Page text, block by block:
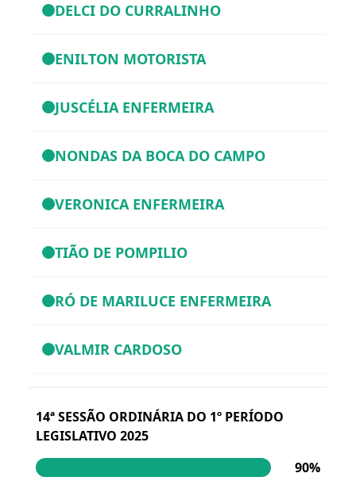
DELCI DO CURRALINHO
ENILTON MOTORISTA
JUSCÉLIA ENFERMEIRA
NONDAS DA BOCA DO CAMPO
VERONICA ENFERMEIRA
TIÃO DE POMPILIO
RÓ DE MARILUCE ENFERMEIRA
VALMIR CARDOSO
14ª SESSÃO ORDINÁRIA DO 1º PERÍODO
LEGISLATIVO 2025
90%